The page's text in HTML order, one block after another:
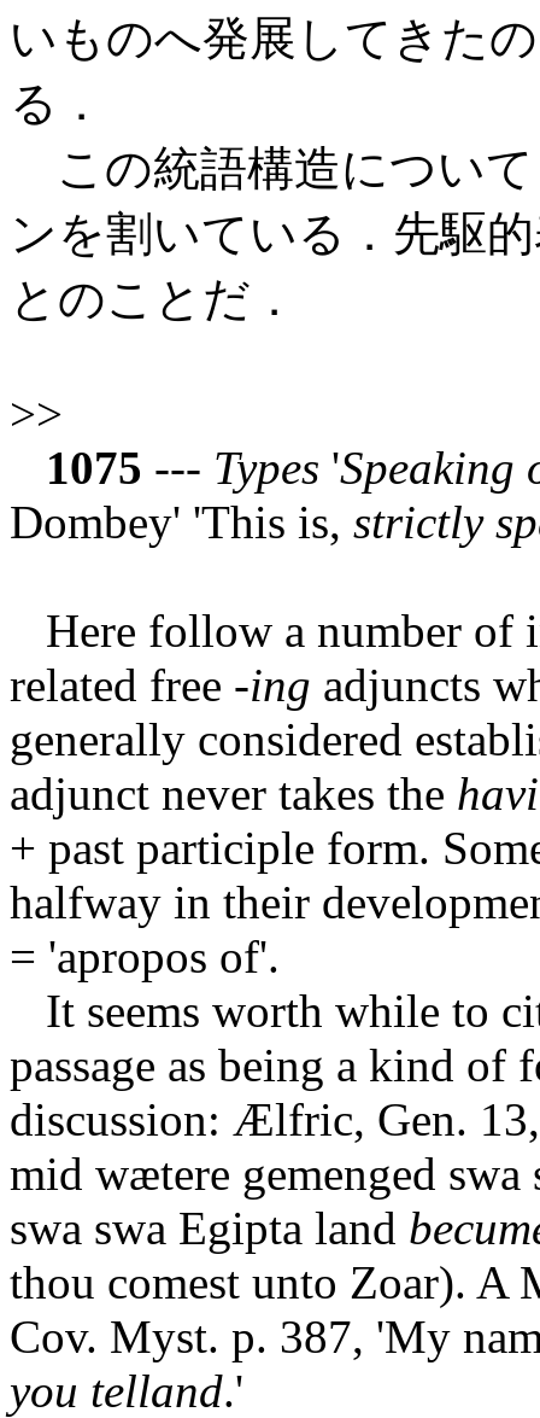
いものへ発展してきた
る．
この統語構造について
ンを割いている．先駆
とのことだ．
>>
1075 --- Types 'Speaking
Dombey' 'This is, strictly
Here follow a number of
related free -ing adjuncts
generally considered
adjunct never takes the
+ past participle form.
halfway in their
= 'apropos of'.
It seems worth while to
passage as being a kind
discussion: Ælfric, Gen.
mid wætere gemenged swa
swa swa Egipta land
thou comest unto Zoar). A
Cov. Myst. p. 387, 'My
you telland.'